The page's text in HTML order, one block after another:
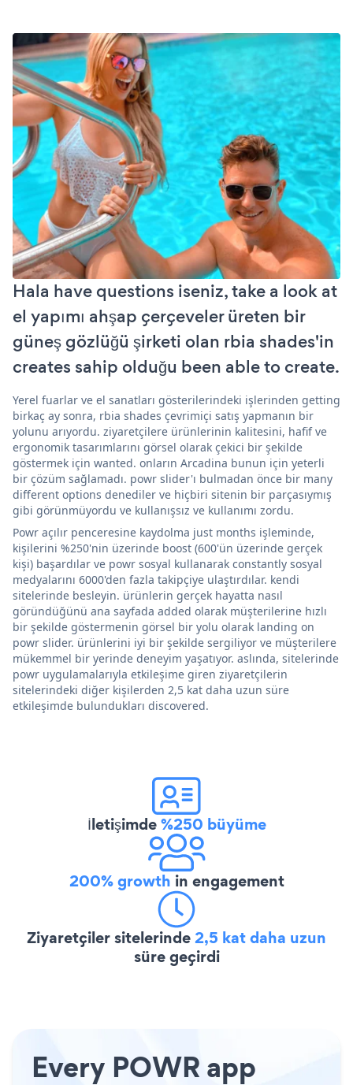
Hala have questions iseniz, take a look at
el yapımı ahşap çerçeveler üreten bir
güneş gözlüğü şirketi olan rbia shades'in
creates sahip olduğu been able to create.
Yerel fuarlar ve el sanatları gösterilerindeki işlerinden getting
birkaç ay sonra, rbia shades çevrimiçi satış yapmanın bir
yolunu arıyordu. ziyaretçilere ürünlerinin kalitesini, hafif ve
ergonomik tasarımlarını görsel olarak çekici bir şekilde
göstermek için wanted. onların Arcadina bunun için yeterli
bir çözüm sağlamadı. powr slider'ı bulmadan önce bir many
different options denediler ve hiçbiri sitenin bir parçasıymış
gibi görünmüyordu ve kullanışsız ve kullanımı zordu.
Powr açılır penceresine kaydolma just months işleminde,
kişilerini %250'nin üzerinde boost (600'ün üzerinde gerçek
kişi) başardılar ve powr sosyal kullanarak constantly sosyal
medyalarını 6000'den fazla takipçiye ulaştırdılar. kendi
sitelerinde besleyin. ürünlerin gerçek hayatta nasıl
göründüğünü ana sayfada added olarak müşterilerine hızlı
bir şekilde göstermenin görsel bir yolu olarak landing on
powr slider. ürünlerini iyi bir şekilde sergiliyor ve müşterilere
mükemmel bir yerinde deneyim yaşatıyor. aslında, sitelerinde
powr uygulamalarıyla etkileşime giren ziyaretçilerin
sitelerindeki diğer kişilerden 2,5 kat daha uzun süre
etkileşimde bulundukları discovered.
İletişimde%250 büyüme
200% growth in engagement
Ziyaretçiler sitelerinde2,5 kat daha uzun
süre geçirdi
Every POWR app